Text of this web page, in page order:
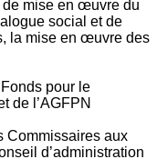
de mise en œuvre du
social et de
la mise en œuvre des
pour le
de l’AGFPN
Commissaires aux
d’administration